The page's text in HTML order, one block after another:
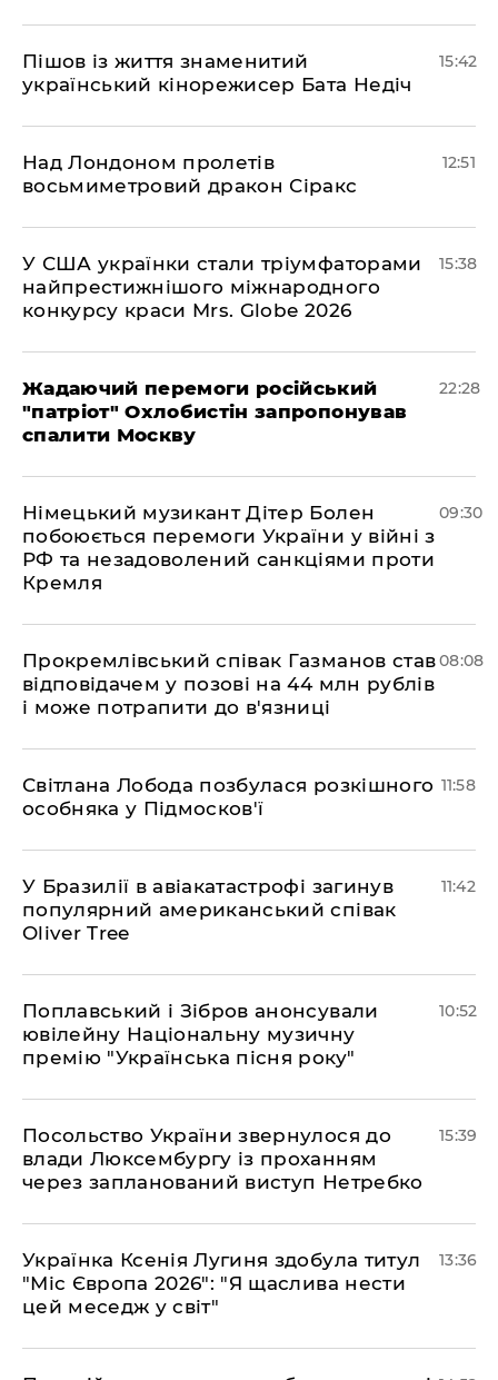
Пішов із життя знаменитий
український кінорежисер Бата Недіч
15:42
Над Лондоном пролетів
восьмиметровий дракон Сіракс
12:51
У США українки стали тріумфаторами
найпрестижнішого міжнародного
конкурсу краси Mrs. Globe 2026
15:38
Жадаючий перемоги російський
"патріот" Охлобистін запропонував
спалити Москву
22:28
Німецький музикант Дітер Болен
побоюється перемоги України у війні з
РФ та незадоволений санкціями проти
Кремля
09:30
​Прокремлівський співак Газманов став
відповідачем у позові на 44 млн рублів
і може потрапити до в'язниці
08:08
Світлана Лобода позбулася розкішного
особняка у Підмосков'ї
11:58
У Бразилії в авіакатастрофі загинув
популярний американський співак
Oliver Tree
11:42
Поплавський і Зібров анонсували
ювілейну Національну музичну
премію "Українська пісня року"
10:52
Посольство України звернулося до
влади Люксембургу із проханням
через запланований виступ Нетребко
15:39
Українка Ксенія Лугиня здобула титул
"Міс Європа 2026": "Я щаслива нести
цей меседж у світ"
13:36